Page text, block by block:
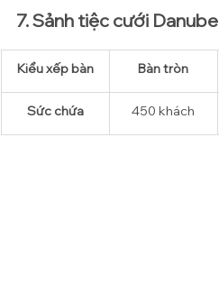
7. Sảnh tiệc cưới Danube
Kiểu xếp bàn ​Bàn tròn
Sức chứa 450 khách